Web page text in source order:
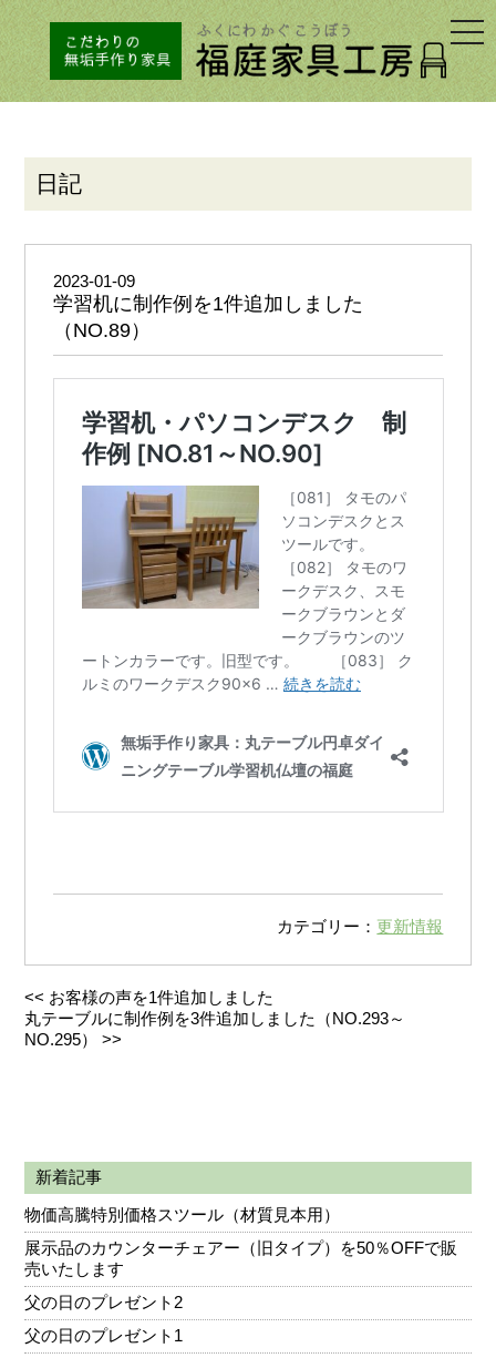
日記
2023-01-09
学習机に制作例を1件追加しました
（NO.89）
カテゴリー： 更新情報
<< お客様の声を1件追加しました
丸テーブルに制作例を3件追加しました（NO.293～
NO.295）
>>
新着記事
物価高騰特別価格スツール（材質見本用）
展示品のカウンターチェアー（旧タイプ）を50％OFFで販
売いたします
父の日のプレゼント2
父の日のプレゼント1